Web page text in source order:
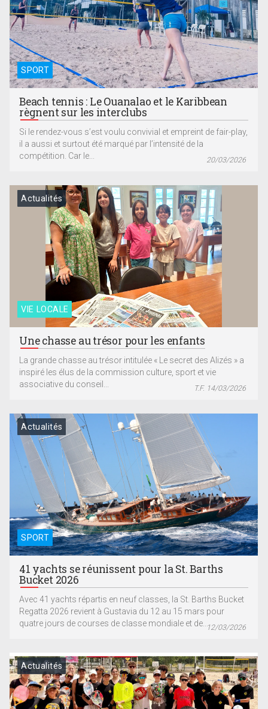
SPORT
Beach tennis : Le Ouanalao et le Karibbean
règnent sur les interclubs
Si le rendez-vous s’est voulu convivial et empreint de fair-play,
il a aussi et surtout été marqué par l’intensité de la
compétition. Car le...
20/03/2026
VIE LOCALE
Actualités
Une chasse au trésor pour les enfants
La grande chasse au trésor intitulée « Le secret des Alizés » a
inspiré les élus de la commission culture, sport et vie
associative du conseil...
T.F. 14/03/2026
SPORT
Actualités
41 yachts se réunissent pour la St. Barths
Bucket 2026
Avec 41 yachts répartis en neuf classes, la St. Barths Bucket
Regatta 2026 revient à Gustavia du 12 au 15 mars pour
quatre jours de courses de classe mondiale et de...12/03/2026
Actualités